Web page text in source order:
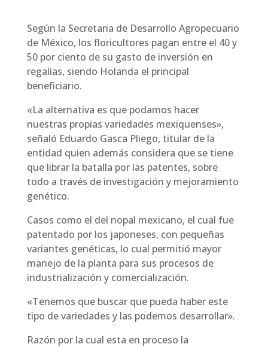
Según la Secretaria de Desarrollo Agropecuario
de México, los floricultores pagan entre el 40 y
50 por ciento de su gasto de inversión en
regalías, siendo Holanda el principal
beneficiario.
«La alternativa es que podamos hacer
nuestras propias variedades mexiquenses»,
señaló Eduardo Gasca Pliego, titular de la
entidad quien además considera que se tiene
que librar la batalla por las patentes, sobre
todo a través de investigación y mejoramiento
genético.
Casos como el del nopal mexicano, el cual fue
patentado por los japoneses, con pequeñas
variantes genéticas, lo cual permitió mayor
manejo de la planta para sus procesos de
industrialización y comercialización.
«Tenemos que buscar que pueda haber este
tipo de variedades y las podemos desarrollar».
Razón por la cual esta en proceso la